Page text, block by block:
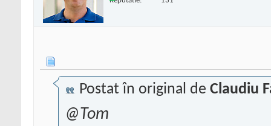
Postat în original de Claudiu
@Tom